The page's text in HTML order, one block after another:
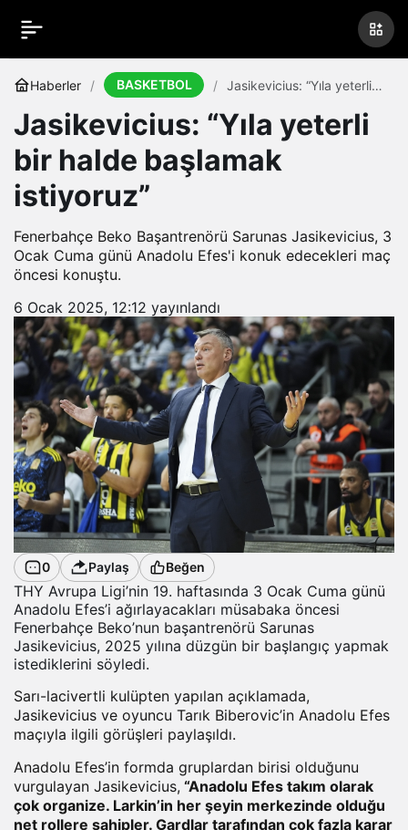
Haberler BASKETBOL
Jasikevicius: “Yıla yeterli
istiyoruz”
Jasikevicius: “Yıla yeterli
bir halde başlamak
istiyoruz”
Fenerbahçe Beko Başantrenörü Sarunas Jasikevicius, 3
Ocak Cuma günü Anadolu Efes'i konuk edecekleri maç
öncesi konuştu.
6 Ocak 2025, 12:12 yayınlandı
0 Paylaş Beğen
THY Avrupa Ligi’nin 19. haftasında 3 Ocak Cuma günü
Anadolu Efes’i ağırlayacakları müsabaka öncesi
Fenerbahçe Beko’nun başantrenörü Sarunas
Jasikevicius, 2025 yılına düzgün bir başlangıç yapmak
istediklerini söyledi.
Sarı-lacivertli kulüpten yapılan açıklamada,
Jasikevicius ve oyuncu Tarık Biberovic’in Anadolu Efes
maçıyla ilgili görüşleri paylaşıldı.
Anadolu Efes’in formda gruplardan birisi olduğunu
vurgulayan Jasikevicius, “Anadolu Efes takım olarak
çok organize. Larkin’in her şeyin merkezinde olduğu
net rollere sahipler. Gardlar tarafından çok fazla karar